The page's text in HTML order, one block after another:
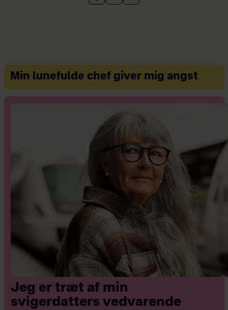
Min lunefulde chef giver mig angst
Jeg er træt af min
svigerdatters vedvarende